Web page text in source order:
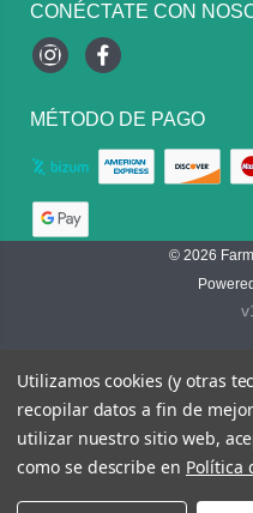
CONÉCTATE CON
InstagramFacebook
MÉTODO DE PAGO
© 2026
Utilizamos cookies (y otras
recopilar datos a fin de
utilizar nuestro sitio web,
como se describe en Política